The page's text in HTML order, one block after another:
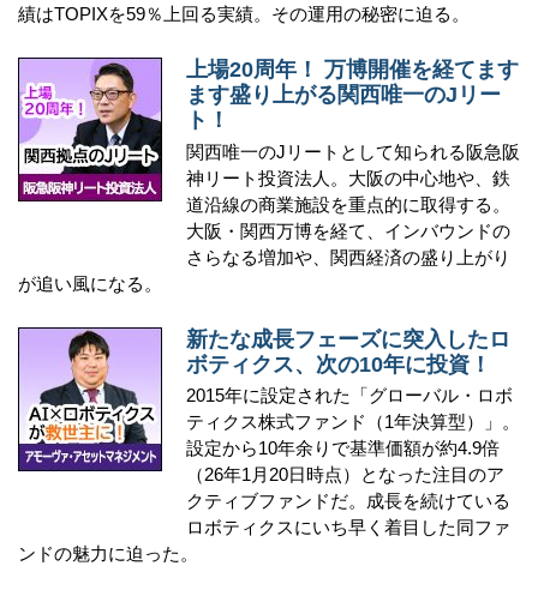
績はTOPIXを59％上回る実績。その運用の秘密に迫る。
上場20周年！ 万博開催を経てます
ます盛り上がる関西唯一のJリー
ト！
関西唯一のJリートとして知られる阪急阪
神リート投資法人。大阪の中心地や、鉄
道沿線の商業施設を重点的に取得する。
大阪・関西万博を経て、インバウンドの
さらなる増加や、関西経済の盛り上がり
が追い風になる。
新たな成長フェーズに突入したロ
ボティクス、次の10年に投資！
2015年に設定された「グローバル・ロボ
ティクス株式ファンド（1年決算型）」。
設定から10年余りで基準価額が約4.9倍
（26年1月20日時点）となった注目のア
クティブファンドだ。成長を続けている
ロボティクスにいち早く着目した同ファ
ンドの魅力に迫った。